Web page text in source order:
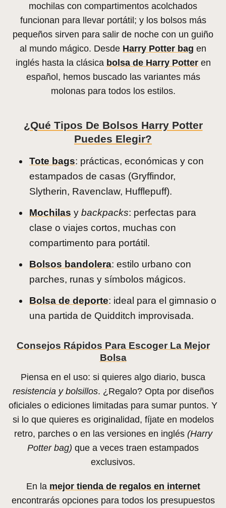
mochilas con compartimentos acolchados
funcionan para llevar portátil; y los bolsos más
pequeños sirven para salir de noche con un guiño
al mundo mágico. Desde Harry Potter bag en
inglés hasta la clásica bolsa de Harry Potteren
español, hemos buscado las variantes más
molonas para todos los estilos.
¿Qué Tipos De Bolsos Harry Potter
Puedes Elegir?
Tote bags: prácticas, económicas y con
estampados de casas (Gryffindor,
Slytherin, Ravenclaw, Hufflepuff).
Mochilas y backpacks: perfectas para
clase o viajes cortos, muchas con
compartimento para portátil.
Bolsos bandolera: estilo urbano con
parches, runas y símbolos mágicos.
Bolsa de deporte: ideal para el gimnasio o
una partida de Quidditch improvisada.
Consejos Rápidos Para Escoger La Mejor
Bolsa
Piensa en el uso: si quieres algo diario, busca
resistencia y bolsillos. ¿Regalo? Opta por diseños
oficiales o ediciones limitadas para sumar puntos. Y
si lo que quieres es originalidad, fíjate en modelos
retro, parches o en las versiones en inglés (Harry
Potter bag) que a veces traen estampados
exclusivos.
En la mejor tienda de regalos en internet
encontrarás opciones para todos los presupuestos